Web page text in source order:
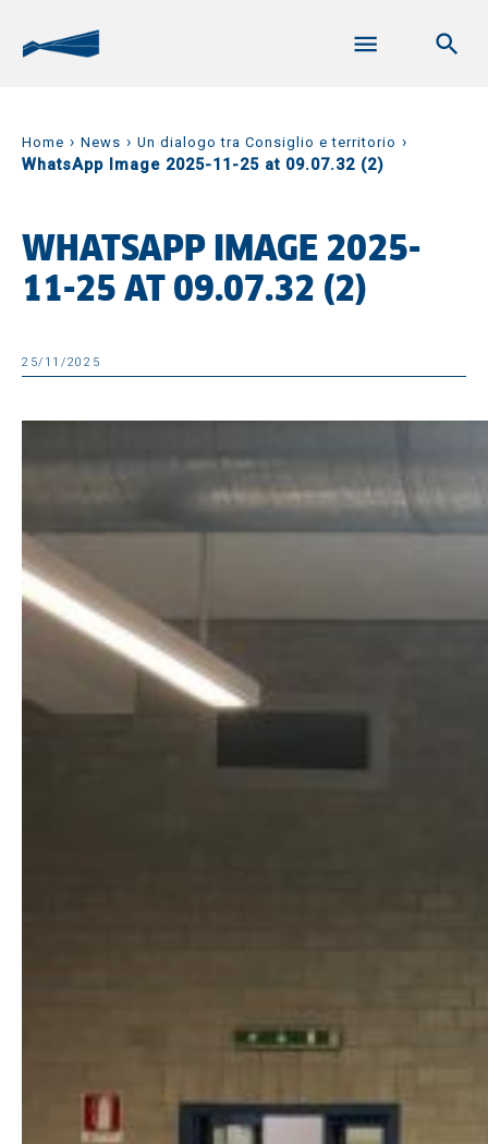
Home › News › Un dialogo tra Consiglio e territorio ›
WhatsApp Image 2025-11-25 at 09.07.32 (2)
WHATSAPP IMAGE 2025-
11-25 AT 09.07.32 (2)
25/11/2025